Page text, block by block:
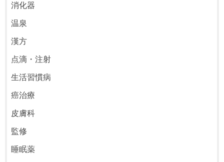
消化器
温泉
漢方
点滴・注射
生活習慣病
癌治療
皮膚科
監修
睡眠薬